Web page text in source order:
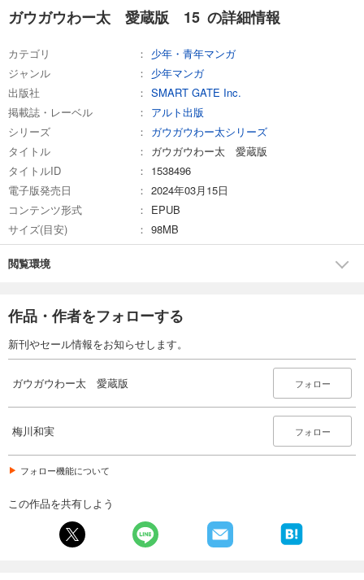
ガウガウわー太 愛蔵版 15 の詳細情報
カテゴリ
少年・青年マンガ
ジャンル
少年マンガ
出版社
SMART GATE Inc.
掲載誌・レーベル
アルト出版
シリーズ
ガウガウわー太シリーズ
タイトル
ガウガウわー太 愛蔵版
タイトルID
1538496
電子版発売日
2024年03月15日
コンテンツ形式
EPUB
サイズ(目安)
98MB
閲覧環境
作品・作者をフォローする
新刊やセール情報をお知らせします。
ガウガウわー太 愛蔵版 フォロー
梅川和実 フォロー
フォロー機能について
この作品を共有しよう